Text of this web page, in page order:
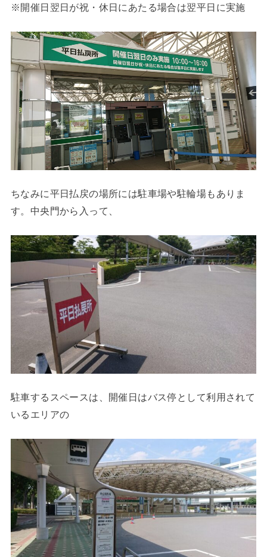
※開催日翌日が祝・休日にあたる場合は翌平日に実施
ちなみに平日払戻の場所には駐車場や駐輪場もありま
す。中央門から入って、
駐車するスペースは、開催日はバス停として利用されて
いるエリアの